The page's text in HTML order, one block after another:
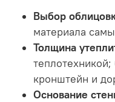
Выбор
материала
Толщина
кронштейн и
Основание